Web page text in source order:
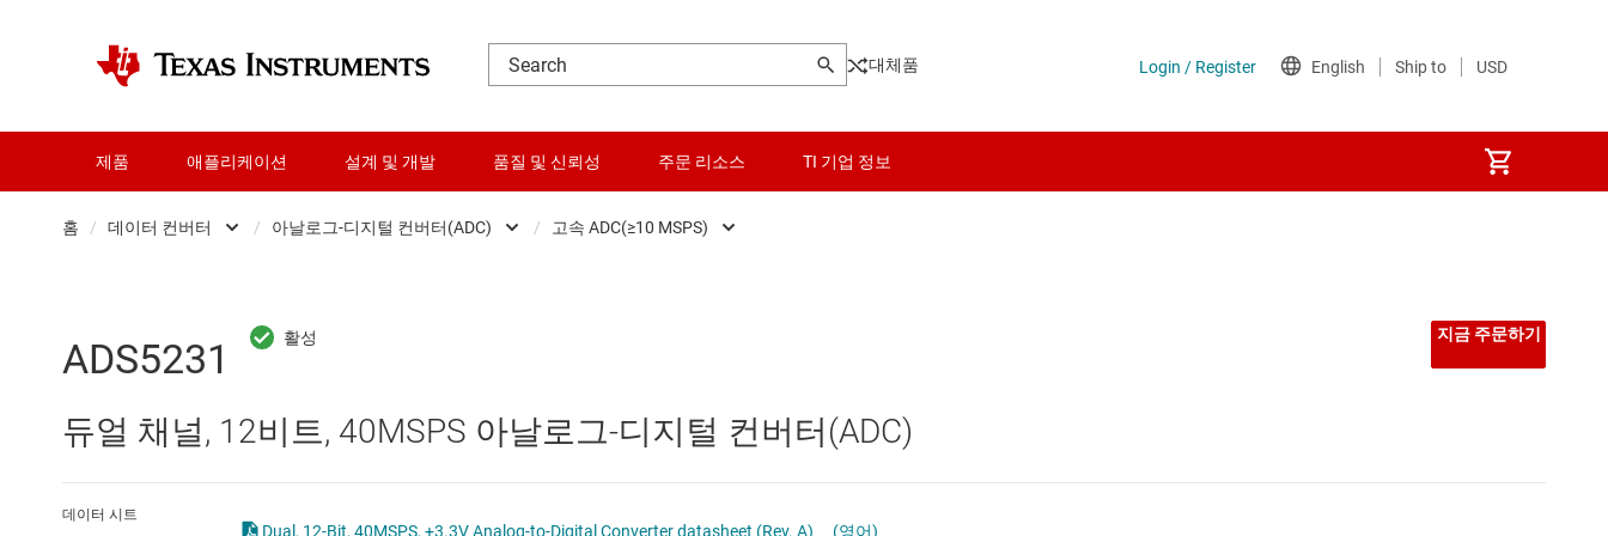
대체품
제품 애플리케이션 설계 및 개발 품질 및 신뢰성 주문 리소스 TI 기업 정보
홈 / 데이터 컨버터
RF 및 마이크로파
데이터 컨버터 인터페이스
/ 아날로그-디지털 컨버터(ADC)
디지털-아날로그 컨버터(DAC)
/ 고속 ADC(≥10 MSPS)
ADS5231
듀얼 채널, 12비트, 40MSPS 아날로그-디지털 컨버터(ADC)
지금 주문하기
데이터 시트
Dual, 12-Bit, 40MSPS, +3.3V Analog-to-Digital Converter datasheet (Rev. A) (영어)